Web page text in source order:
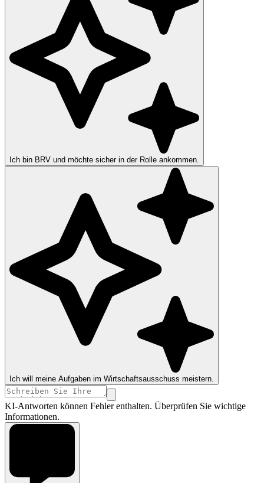
Ich bin BRV und möchte sicher in der Rolle ankommen.
Ich will meine Aufgaben im Wirtschaftsausschuss meistern.
KI-Antworten können Fehler enthalten. Überprüfen Sie wichtige
Informationen.